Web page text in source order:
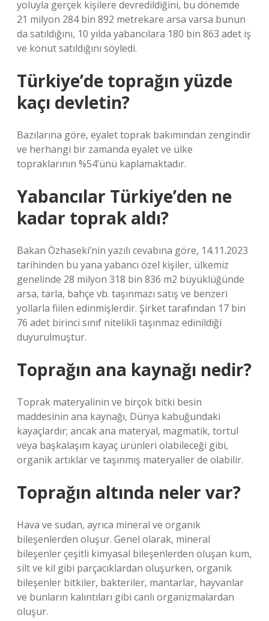
yoluyla gerçek kişilere devredildiğini, bu dönemde
21 milyon 284 bin 892 metrekare arsa varsa bunun
da satıldığını, 10 yılda yabancılara 180 bin 863 adet iş
ve konut satıldığını söyledi.
Türkiye’de toprağın yüzde
kaçı devletin?
Bazılarına göre, eyalet toprak bakımından zengindir
ve herhangi bir zamanda eyalet ve ülke
topraklarının %54’ünü kaplamaktadır.
Yabancılar Türkiye’den ne
kadar toprak aldı?
Bakan Özhaseki’nin yazılı cevabına göre, 14.11.2023
tarihinden bu yana yabancı özel kişiler, ülkemiz
genelinde 28 milyon 318 bin 836 m2 büyüklüğünde
arsa, tarla, bahçe vb. taşınmazı satış ve benzeri
yollarla fiilen edinmişlerdir. Şirket tarafından 17 bin
76 adet birinci sınıf nitelikli taşınmaz edinildiği
duyurulmuştur.
Toprağın ana kaynağı nedir?
Toprak materyalinin ve birçok bitki besin
maddesinin ana kaynağı, Dünya kabuğundaki
kayaçlardır; ancak ana materyal, magmatik, tortul
veya başkalaşım kayaç ürünleri olabileceği gibi,
organik artıklar ve taşınmış materyaller de olabilir.
Toprağın altında neler var?
Hava ve sudan, ayrıca mineral ve organik
bileşenlerden oluşur. Genel olarak, mineral
bileşenler çeşitli kimyasal bileşenlerden oluşan kum,
silt ve kil gibi parçacıklardan oluşurken, organik
bileşenler bitkiler, bakteriler, mantarlar, hayvanlar
ve bunların kalıntıları gibi canlı organizmalardan
oluşur.